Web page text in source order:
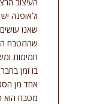
ולאופנה
שאנו
שהמטבח
חמימות
בו זמן
אחד מן
מטבח הוא